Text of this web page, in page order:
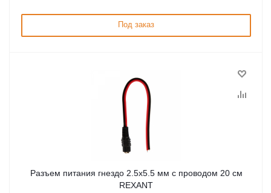
Под заказ
Разъем питания гнездо 2.5х5.5 мм с проводом 20 см
REXANT